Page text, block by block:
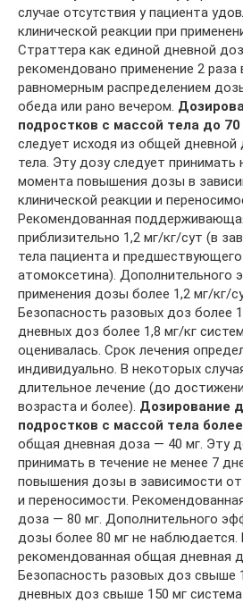
случае отсутствия у пациента
клинической реакции при
Страттера как единой дневной
рекомендовано применение 2 раза
равномерным распределением
обеда или рано вечером.
подростков с массой тела до 70
следует исходя из общей дневной
тела. Эту дозу следует принимать
момента повышения дозы в
клинической реакции и
Рекомендованная
приблизительно 1,2 мг/кг/сут (в
тела пациента и
атомоксетина). Дополнительного
применения дозы более 1,2 мг/кг/
Безопасность разовых доз более
дневных доз более 1,8 мг/кг
оценивалась. Срок лечения
индивидуально. В некоторых
длительное лечение (до
возраста и более). Дозирование
подростков с массой тела
общая дневная доза — 40 мг. Эту
принимать в течение не менее 7
повышения дозы в зависимости от
и переносимости.
доза — 80 мг. Дополнительного
дозы более 80 мг не наблюдается.
рекомендованная общая дневная
Безопасность разовых доз свыше
дневных доз свыше 150 мг